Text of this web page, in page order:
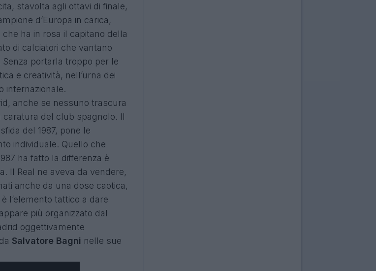
stavolta agli ottavi di finale,
d’Europa in carica,
ha in rosa il capitano della
di calciatori che vantano
Senza portarla troppo per le
e creatività, nell’urna dei
internazionale.
anche se nessuno trascura
del club spagnolo. Il
del 1987, pone le
individuale. Quello che
ha fatto la differenza è
Il Real ne aveva da vendere,
anche da una dose caotica,
l’elemento tattico a dare
più organizzato dal
oggettivamente
Salvatore Bagni nelle sue